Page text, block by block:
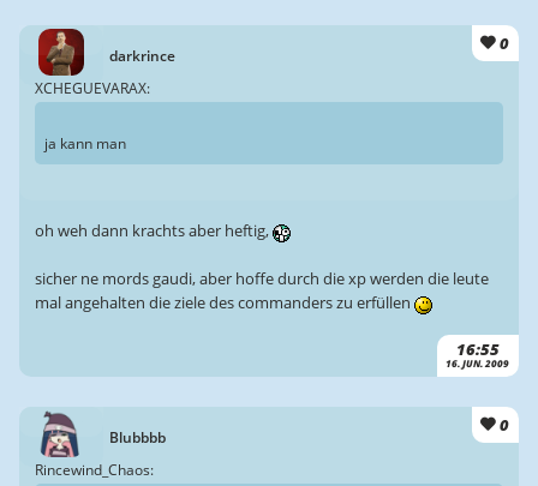
darkrince
0
16:55
16. JUN. 2009
XCHEGUEVARAX:
ja kann man
oh weh dann krachts aber heftig,
sicher ne mords gaudi, aber hoffe durch die xp werden die leute
mal angehalten die ziele des commanders zu erfüllen
Blubbbb
0
Rincewind_Chaos: